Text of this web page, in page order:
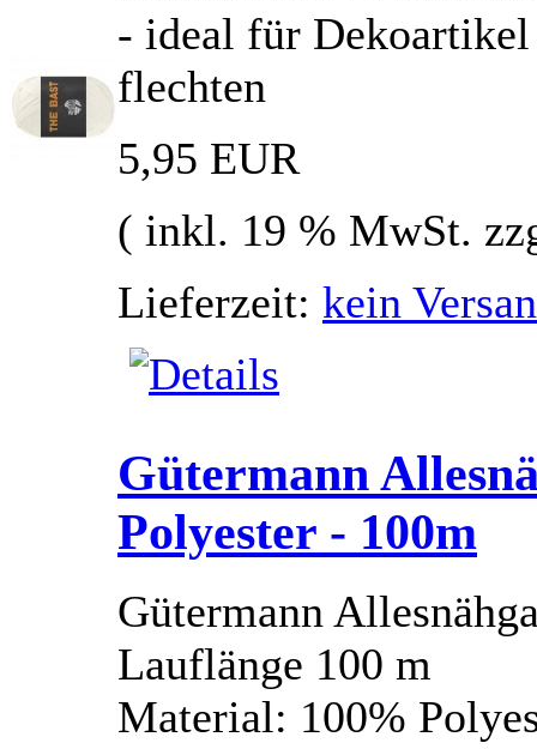
- ideal für Dekoartikel
flechten
5,95 EUR
( inkl. 19 % MwSt.
Lieferzeit: kein
Gütermann
Polyester - 100m
Gütermann
Lauflänge 100 m
Material: 100%